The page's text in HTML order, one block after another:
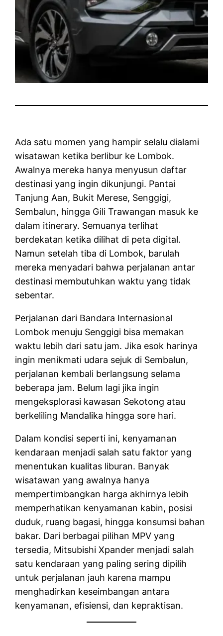
Ada satu momen yang hampir selalu dialami
wisatawan ketika berlibur ke Lombok.
Awalnya mereka hanya menyusun daftar
destinasi yang ingin dikunjungi. Pantai
Tanjung Aan, Bukit Merese, Senggigi,
Sembalun, hingga Gili Trawangan masuk ke
dalam itinerary. Semuanya terlihat
berdekatan ketika dilihat di peta digital.
Namun setelah tiba di Lombok, barulah
mereka menyadari bahwa perjalanan antar
destinasi membutuhkan waktu yang tidak
sebentar.
Perjalanan dari Bandara Internasional
Lombok menuju Senggigi bisa memakan
waktu lebih dari satu jam. Jika esok harinya
ingin menikmati udara sejuk di Sembalun,
perjalanan kembali berlangsung selama
beberapa jam. Belum lagi jika ingin
mengeksplorasi kawasan Sekotong atau
berkeliling Mandalika hingga sore hari.
Dalam kondisi seperti ini, kenyamanan
kendaraan menjadi salah satu faktor yang
menentukan kualitas liburan. Banyak
wisatawan yang awalnya hanya
mempertimbangkan harga akhirnya lebih
memperhatikan kenyamanan kabin, posisi
duduk, ruang bagasi, hingga konsumsi bahan
bakar. Dari berbagai pilihan MPV yang
tersedia, Mitsubishi Xpander menjadi salah
satu kendaraan yang paling sering dipilih
untuk perjalanan jauh karena mampu
menghadirkan keseimbangan antara
kenyamanan, efisiensi, dan kepraktisan.